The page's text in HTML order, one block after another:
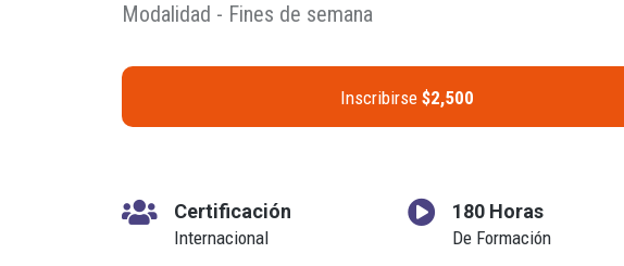
Modalidad - Fines de semana
Inscribirse $2,500
Certificación
Internacional
180 Horas
De Formación